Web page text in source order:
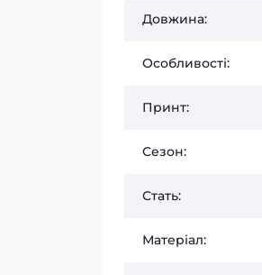
Довжина:
Особливості:
Принт:
Сезон:
Стать:
Матеріал: